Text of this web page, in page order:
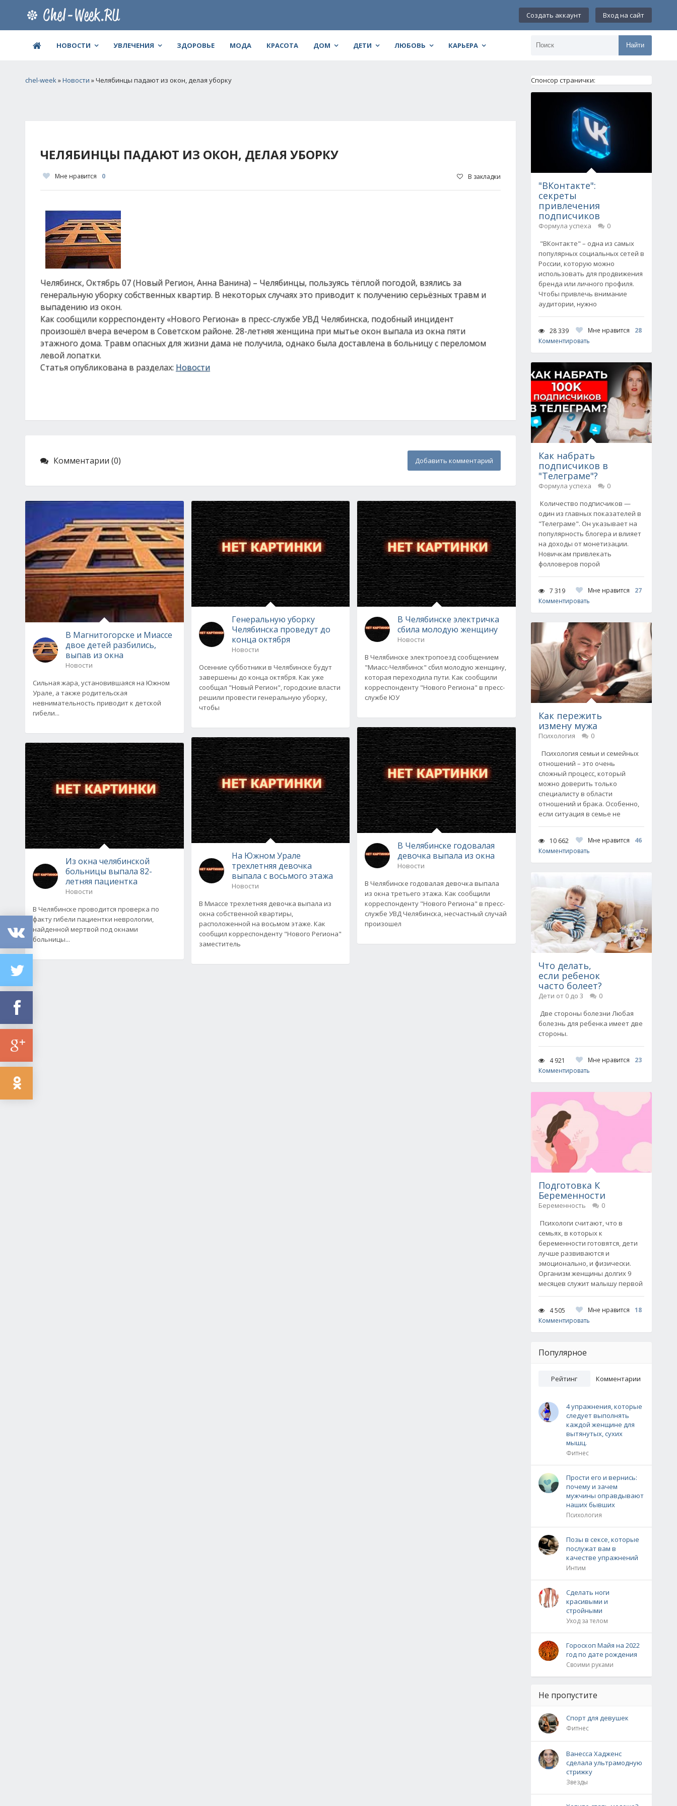
Создать аккаунт Вход на сайт
НОВОСТИ УВЛЕЧЕНИЯ ЗДОРОВЬЕ МОДА КРАСОТА ДОМ ДЕТИ ЛЮБОВЬ КАРЬЕРА Найти
chel-week»Новости » Челябинцы падают из окон, делая уборку
ЧЕЛЯБИНЦЫ ПАДАЮТ ИЗ ОКОН, ДЕЛАЯ УБОРКУ
Мне нравится 0 В закладки
Челябинск, Октябрь 07 (Новый Регион, Анна Ванина) – Челябинцы, пользуясь тёплой погодой, взялись за
генеральную уборку собственных квартир. В некоторых случаях это приводит к получению серьёзных травм и
выпадению из окон.
Как сообщили корреспонденту «Нового Региона» в пресс-службе УВД Челябинска, подобный инцидент
произошёл вчера вечером в Советском районе. 28-летняя женщина при мытье окон выпала из окна пяти
этажного дома. Травм опасных для жизни дама не получила, однако была доставлена в больницу с переломом
левой лопатки.
Статья опубликована в разделах: Новости
Комментарии (0) Добавить комментарий
В Магнитогорске и Миассе
двое детей разбились,
выпав из окна
Новости
Сильная жара, установившаяся на Южном
Урале, а также родительская
невнимательность приводит к детской
гибели...
Из окна челябинской
больницы выпала 82-
летняя пациентка
Новости
В Челябинске проводится проверка по
факту гибели пациентки неврологии,
найденной мертвой под окнами
больницы...
Генеральную уборку
Челябинска проведут до
конца октября
Новости
Осенние субботники в Челябинске будут
завершены до конца октября. Как уже
сообщал "Новый Регион", городские власти
решили провести генеральную уборку,
чтобы
На Южном Урале
трехлетняя девочка
выпала с восьмого этажа
Новости
В Миассе трехлетняя девочка выпала из
окна собственной квартиры,
расположенной на восьмом этаже. Как
сообщил корреспонденту "Нового Региона"
заместитель
В Челябинске электричка
сбила молодую женщину
Новости
В Челябинске электропоезд сообщением
"Миасс-Челябинск" сбил молодую женщину,
которая переходила пути. Как сообщили
корреспонденту "Нового Региона" в пресс-
службе ЮУ
В Челябинске годовалая
девочка выпала из окна
Новости
В Челябинске годовалая девочка выпала
из окна третьего этажа. Как сообщили
корреспонденту "Нового Региона" в пресс-
службе УВД Челябинска, несчастный случай
произошел
Спонсор странички:
"ВКонтакте":
секреты
привлечения
подписчиков
Формула успеха
0
"ВКонтакте" – одна из самых
популярных социальных сетей в
России, которую можно
использовать для продвижения
бренда или личного профиля.
Чтобы привлечь внимание
аудитории, нужно
28 339 Мне нравится
28
Комментировать
Как набрать
подписчиков в
"Телеграме"?
Формула успеха
0
Количество подписчиков —
один из главных показателей в
"Телеграме". Он указывает на
популярность блогера и влияет
на доходы от монетизации.
Новичкам привлекать
фолловеров порой
7 319 Мне нравится
27
Комментировать
Как пережить
измену мужа
Психология
0
Психология семьи и семейных
отношений – это очень
сложный процесс, который
можно доверить только
специалисту в области
отношений и брака. Особенно,
если ситуация в семье не
10 662 Мне нравится
46
Комментировать
Что делать,
если ребенок
часто болеет?
Дети от 0 до 3
0
Две стороны болезни Любая
болезнь для ребенка имеет две
стороны.
4 921 Мне нравится
23
Комментировать
Подготовка К
Беременности
Беременность
0
Психологи считают, что в
семьях, в которых к
беременности готовятся, дети
лучше развиваются и
эмоционально, и физически.
Организм женщины долгих 9
месяцев служит малышу первой
4 505 Мне нравится
18
Комментировать
Популярное
Рейтинг Комментарии
4 упражнения, которые
следует выполнять
каждой женщине для
вытянутых, сухих
мышц.
Фитнес
Прости его и вернись:
почему и зачем
мужчины оправдывают
наших бывших
Психология
Позы в сексе, которые
послужат вам в
качестве упражнений
Интим
Сделать ноги
красивыми и
стройными
Уход за телом
Гороскоп Майя на 2022
год по дате рождения
Своими руками
Не пропустите
Спорт для девушек
Фитнес
Ванесса Хадженс
сделала ультрамодную
стрижку
Звезды